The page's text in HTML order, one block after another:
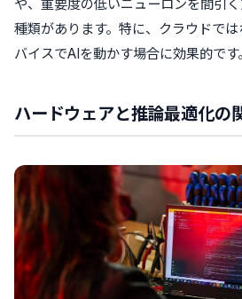
や、重要度の低いニューロンを間引
種類があります。特に、クラウドで
バイスでAIを動かす場合に効果的です。
ハードウェアと推論最適化の